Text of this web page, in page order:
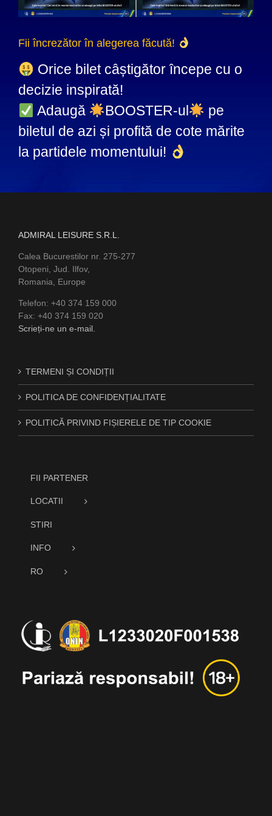
Fii încrezător în alegerea făcută!
Orice bilet câștigător începe cu o
decizie inspirată!
Adaugă
BOOSTER-ul
pe
biletul de azi și profită de cote mărite
la partidele momentului!
ADMIRAL LEISURE S.R.L.
Calea Bucurestilor nr. 275-277
Otopeni, Jud. Ilfov,
Romania, Europe
Telefon: +40 374 159 000
Fax: +40 374 159 020
Scrieți-ne un e-mail.
TERMENI ȘI CONDIȚII
POLITICA DE CONFIDENȚIALITATE
POLITICĂ PRIVIND FIȘIERELE DE TIP COOKIE
FII PARTENER
LOCATII
STIRI
INFO
RO